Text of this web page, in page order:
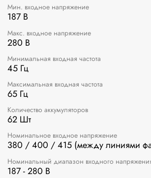
Мин. входное напряжение
187 В
Макс. входное напряжение
280 В
Минимальная входная частота
45 Гц
Максимальная входная частота
65 Гц
Количество аккумуляторов
62 Шт
Номинальное входное напряжение
380 / 400 / 415 (между линиями
Номинальный диапазон входного
187 - 280 В